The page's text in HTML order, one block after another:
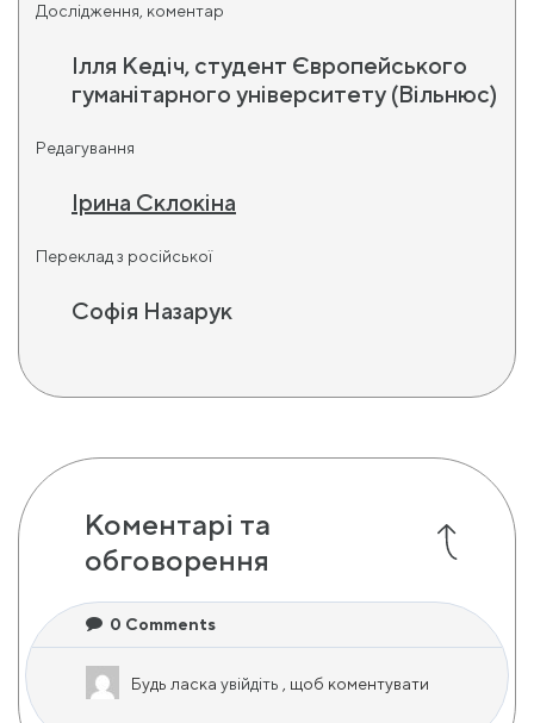
Дослідження, коментар
Ілля Кедіч, студент Європейського
гуманітарного університету (Вільнюс)
Редагування
Ірина Склокіна
Переклад з російської
Софія Назарук
Коментарі та
обговорення
0 Comments
Будь ласка увійдіть , щоб коментувати